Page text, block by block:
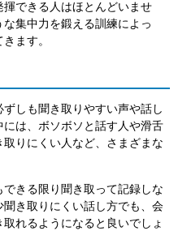
できる人はほとんどいませ
集中力を鍛える訓練によっ
ます。
しも聞き取りやすい声や話し
は、ボソボソと話す人や滑舌
りにくい人など、さまざまな
きる限り聞き取って記録しな
き取りにくい話し方でも、会
れるようになると良いでしょ